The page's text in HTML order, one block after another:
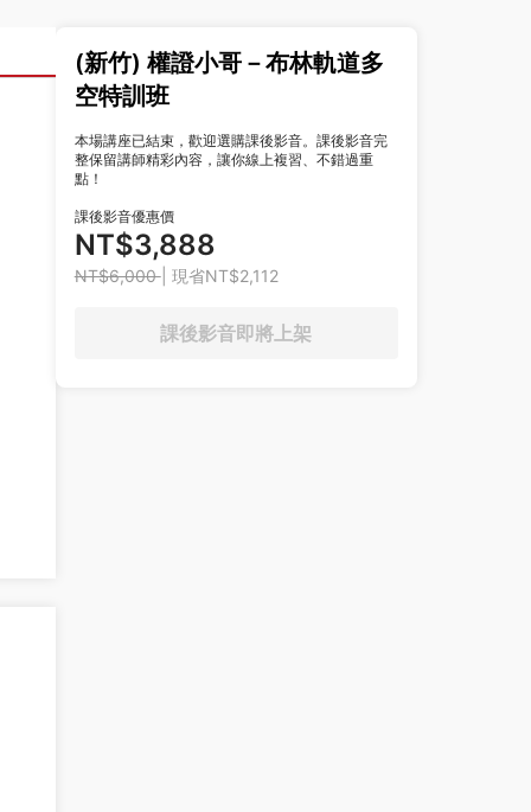
(新竹) 權證小哥－布林軌道多
空特訓班
本場講座已結束，歡迎選購課後影音。課後影音完
整保留講師精彩內容，讓你線上複習、不錯過重
點！
課後影音優惠價
NT$3,888
NT$6,000| 現省NT$2,112
課後影音即將上架